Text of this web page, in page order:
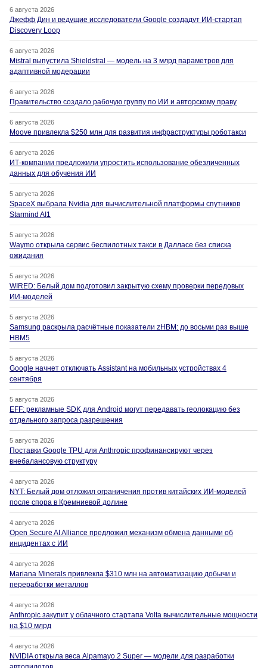
6 августа 2026
Джефф Дин и ведущие исследователи Google создадут ИИ-стартап
Discovery Loop
6 августа 2026
Mistral выпустила Shieldstral — модель на 3 млрд параметров для
адаптивной модерации
6 августа 2026
Правительство создало рабочую группу по ИИ и авторскому праву
6 августа 2026
Moove привлекла $250 млн для развития инфраструктуры роботакси
6 августа 2026
ИТ-компании предложили упростить использование обезличенных
данных для обучения ИИ
5 августа 2026
SpaceX выбрала Nvidia для вычислительной платформы спутников
Starmind AI1
5 августа 2026
Waymo открыла сервис беспилотных такси в Далласе без списка
ожидания
5 августа 2026
WIRED: Белый дом подготовил закрытую схему проверки передовых
ИИ-моделей
5 августа 2026
Samsung раскрыла расчётные показатели zHBM: до восьми раз выше
HBM5
5 августа 2026
Google начнет отключать Assistant на мобильных устройствах 4
сентября
5 августа 2026
EFF: рекламные SDK для Android могут передавать геолокацию без
отдельного запроса разрешения
5 августа 2026
Поставки Google TPU для Anthropic профинансируют через
внебалансовую структуру
4 августа 2026
NYT: Белый дом отложил ограничения против китайских ИИ-моделей
после спора в Кремниевой долине
4 августа 2026
Open Secure AI Alliance предложил механизм обмена данными об
инцидентах с ИИ
4 августа 2026
Mariana Minerals привлекла $310 млн на автоматизацию добычи и
переработки металлов
4 августа 2026
Anthropic закупит у облачного стартапа Volta вычислительные мощности
на $10 млрд
4 августа 2026
NVIDIA открыла веса Alpamayo 2 Super — модели для разработки